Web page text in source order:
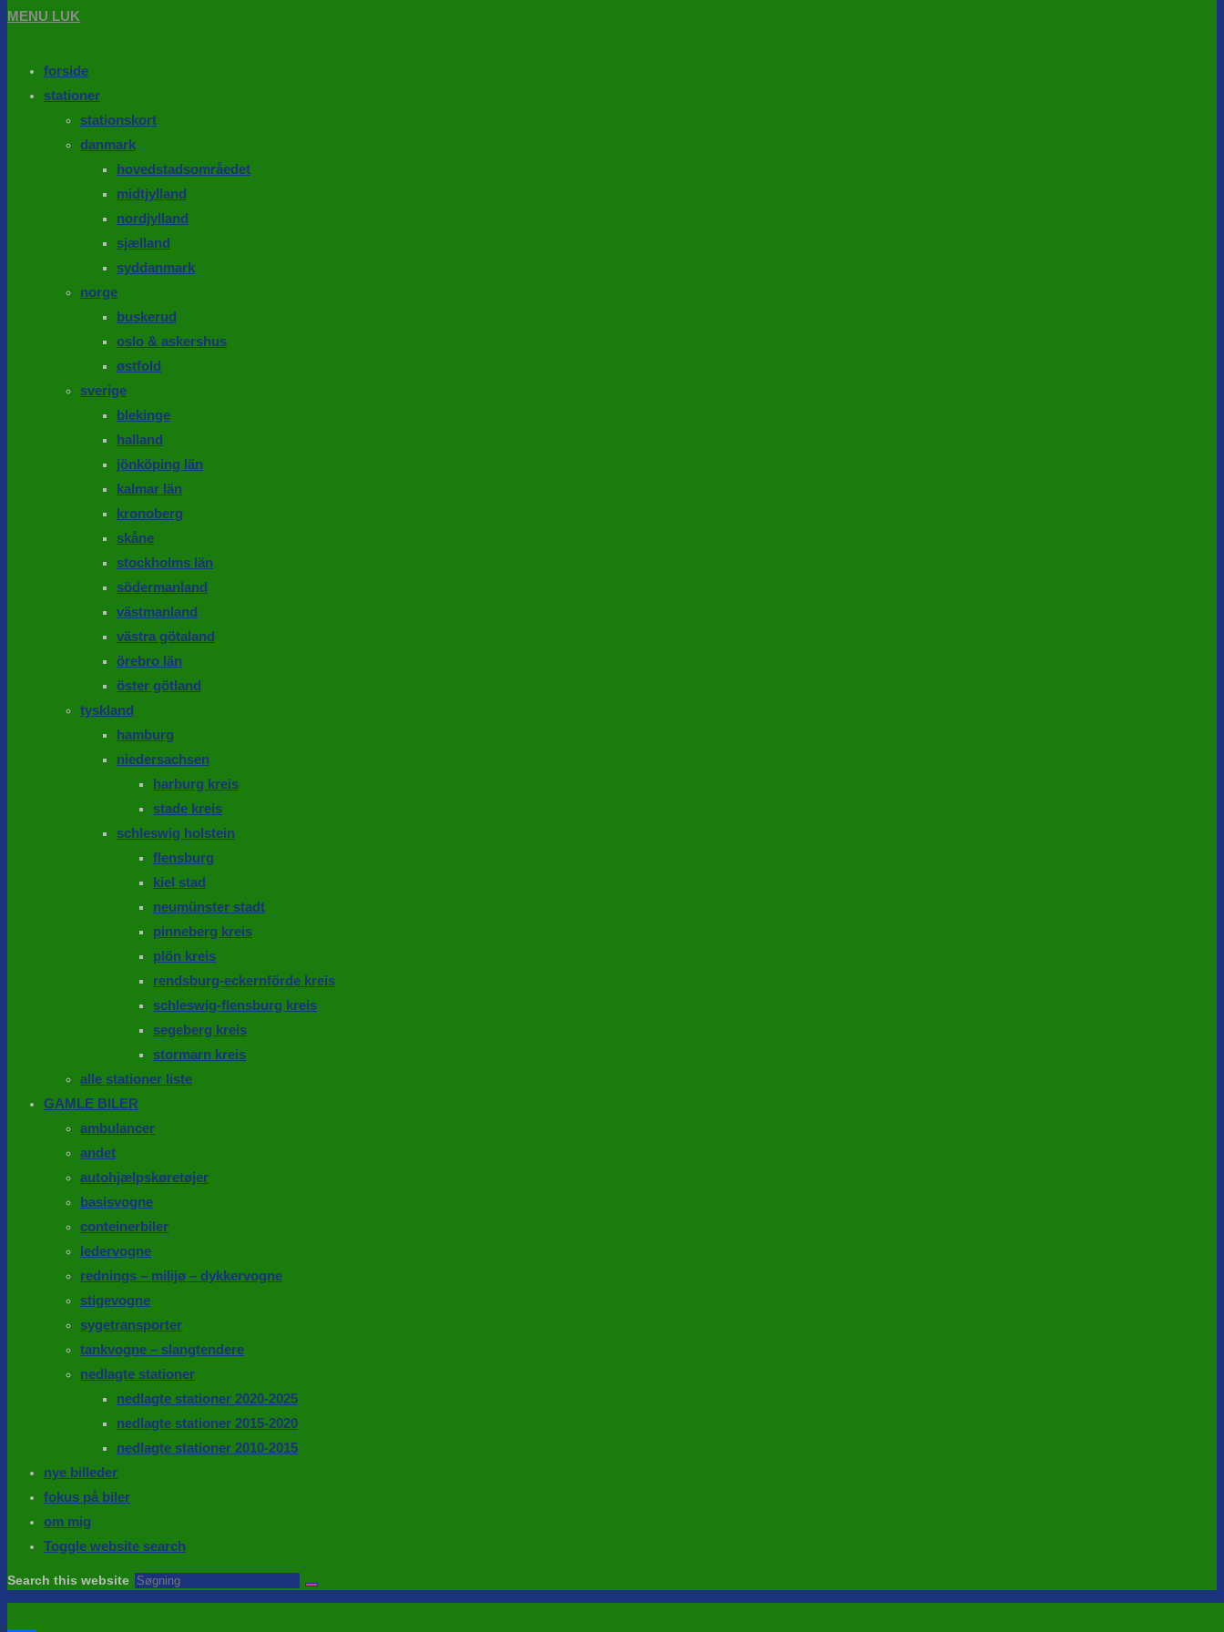
MENU LUK
forside
stationer
stationskort
danmark
hovedstadsområedet
midtjylland
nordjylland
sjælland
syddanmark
norge
buskerud
oslo & askershus
østfold
sverige
blekinge
halland
jönköping län
kalmar län
kronoberg
skåne
stockholms län
södermanland
västmanland
västra götaland
örebro län
öster götland
tyskland
hamburg
niedersachsen
harburg kreis
stade kreis
schleswig holstein
flensburg
kiel stad
neumünster stadt
pinneberg kreis
plön kreis
rendsburg-eckernförde kreis
schleswig-flensburg kreis
segeberg kreis
stormarn kreis
alle stationer liste
GAMLE BILER
ambulancer
andet
autohjælpskøretøjer
basisvogne
conteinerbiler
ledervogne
rednings – milijø – dykkervogne
stigevogne
sygetransporter
tankvogne – slangtendere
nedlagte stationer
nedlagte stationer 2020-2025
nedlagte stationer 2015-2020
nedlagte stationer 2010-2015
nye billeder
fokus på biler
om mig
Toggle website search
Search this website